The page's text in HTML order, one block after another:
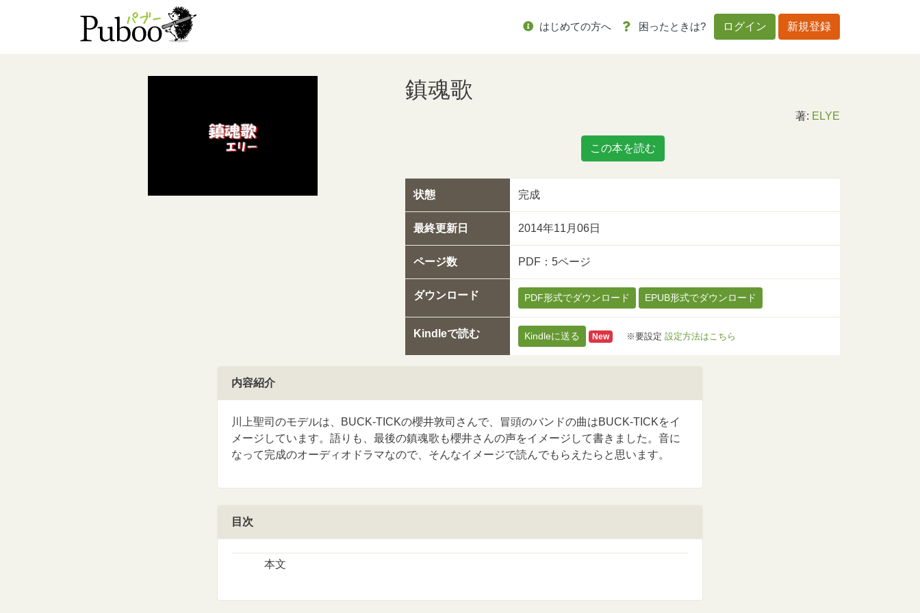
はじめての方へ 困ったときは? ログイン 新規登録
鎮魂歌
著: ELYE
この本を読む
状態 完成
最終更新日 2014年11月06日
ページ数 PDF：5ページ
ダウンロード PDF形式でダウンロード EPUB形式でダウンロード
Kindleで読む Kindleに送る New ※要設定 設定方法はこちら
内容紹介
川上聖司のモデルは、BUCK-TICKの櫻井敦司さんで、冒頭のバンドの曲はBUCK-TICKをイ
メージしています。語りも、最後の鎮魂歌も櫻井さんの声をイメージして書きました。音に
なって完成のオーディオドラマなので、そんなイメージで読んでもらえたらと思います。
目次
本文